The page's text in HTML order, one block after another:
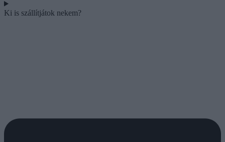
Ki is szállítjátok nekem?